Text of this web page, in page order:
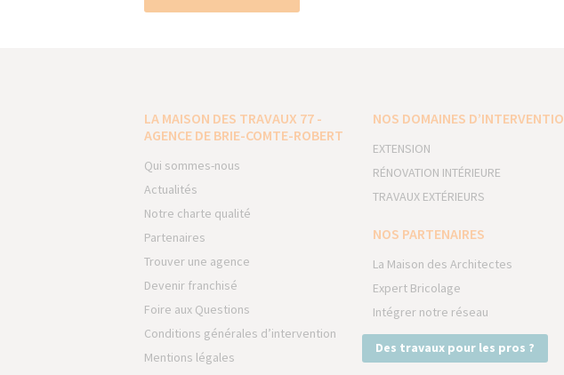
LA MAISON DES TRAVAUX 77 -
AGENCE DE BRIE-COMTE-ROBERT
Qui sommes-nous
Actualités
Notre charte qualité
Partenaires
Trouver une agence
Devenir franchisé
Foire aux Questions
Conditions générales d’intervention
Mentions légales
NOS DOMAINES
EXTENSION
RÉNOVATION INTÉRIEURE
TRAVAUX EXTÉRIEURS
NOS PARTENAIRES
La Maison des Architectes
Expert Bricolage
Intégrer notre réseau
Des travaux pour les pros ?